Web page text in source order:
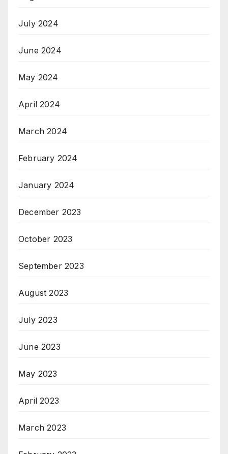
July 2024
June 2024
May 2024
April 2024
March 2024
February 2024
January 2024
December 2023
October 2023
September 2023
August 2023
July 2023
June 2023
May 2023
April 2023
March 2023